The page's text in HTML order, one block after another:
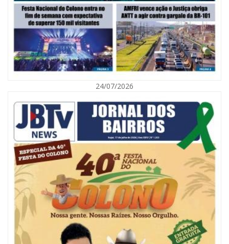
05/08/2026 | 07:00
Viva Praia terá edição especial de Dia dos Pais com atrações para toda a
NAVEGANTES
24/07/2026